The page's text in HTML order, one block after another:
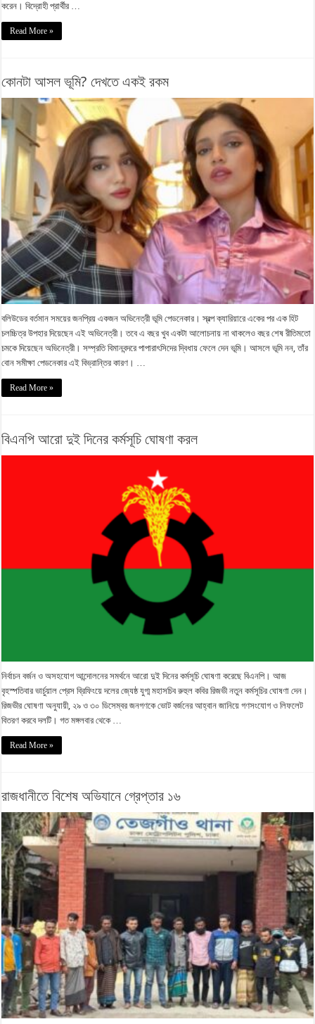
করেন। বিদ্রোহী প্রার্থীর …
Read More »
কোনটা আসল ভূমি? দেখতে একই রকম
বলিউডের বর্তমান সময়ের জনপ্রিয় একজন অভিনেত্রী ভূমি পেডনেকার। স্বল্প ক্যারিয়ারে একের পর এক হিট
চলচ্চিত্র উপহার দিয়েছেন এই অভিনেত্রী। তবে এ বছর খুব একটা আলোচনায় না থাকলেও বছর শেষ রীতিমতো
চমকে দিয়েছেন অভিনেত্রী। সম্প্রতি বিমানবন্দরে পাপারাৎসিদের দ্বিধায় ফেলে দেন ভূমি। আসলে ভূমি নন, তাঁর
বোন সমীক্ষা পেডনেকার এই বিভ্রান্তির কারণ। …
Read More »
বিএনপি আরো দুই দিনের কর্মসূচি ঘোষণা করল
নির্বাচন বর্জন ও অসহযোগ আন্দোলনের সমর্থনে আরো দুই দিনের কর্মসূচি ঘোষণা করেছে বিএনপি। আজ
বৃহস্পতিবার ভার্চুয়াল প্রেস ব্রিফিংয়ে দলের জ্যেষ্ঠ যুগ্ম মহাসচিব রুহুল কবির রিজভী নতুন কর্মসূচির ঘোষণা দেন।
রিজভীর ঘোষণা অনুযায়ী, ২৯ ও ৩০ ডিসেম্বর জনগণকে ভোট বর্জনের আহ্বান জানিয়ে গণসংযোগ ও লিফলেট
বিতরণ করবে দলটি। গত মঙ্গলবার থেকে …
Read More »
রাজধানীতে বিশেষ অভিযানে গ্রেপ্তার ১৬